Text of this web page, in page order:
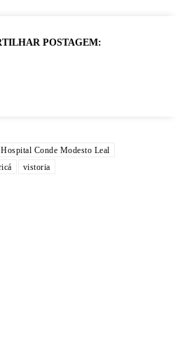
POSTAGEM:
Conde Modesto Leal
vistoria